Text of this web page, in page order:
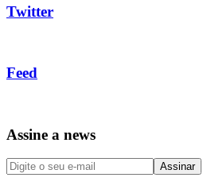
Twitter
Feed
Assine a news